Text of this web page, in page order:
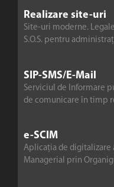
Realizare site-uri
Site-uri moderne.
S.O.S. pentru
SIP-SMS/E-Mail
Serviciul de Informare
de comunicare în timp
e-SCIM
Aplicația de digitalizare
Managerial prin